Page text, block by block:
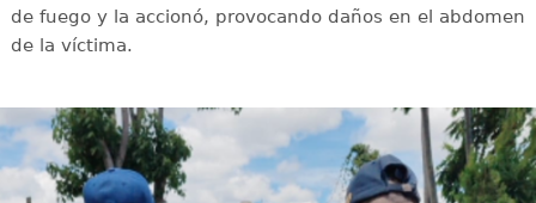
de fuego y la accionó, provocando daños en el abdomen
de la víctima.